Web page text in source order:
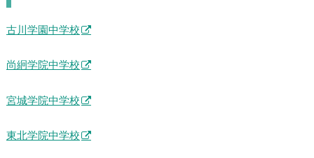
古川学園中学校
尚絅学院中学校
宮城学院中学校
東北学院中学校